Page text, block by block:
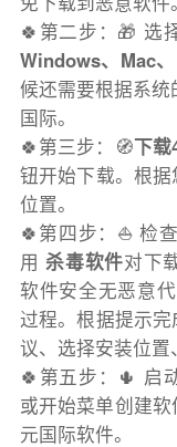
🍀第二步：🎁 选
Windows、Mac
候还需要根据系
国际。
🍀第三步：🧭下
钮开始下载。根
位置。
🍀第四步：⛵️ 检
用杀毒软件对下
软件安全无恶意
过程。根据提示
议、选择安装位置
🍀第五步：🌵 启
或开始菜单创建
元国际软件。